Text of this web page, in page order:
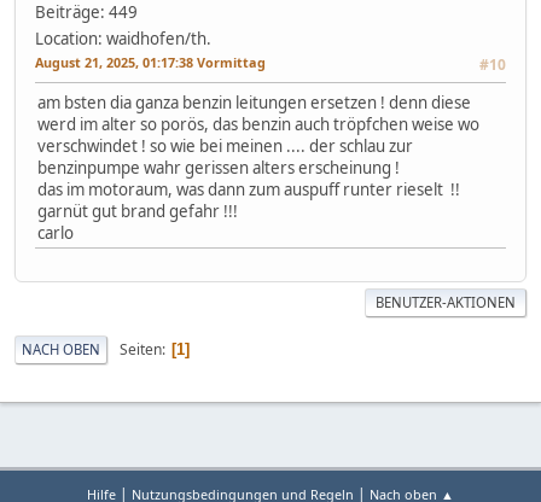
Beiträge: 449
Location: waidhofen/th.
August 21, 2025, 01:17:38 Vormittag #10
am bsten dia ganza benzin leitungen ersetzen ! denn diese
werd im alter so porös, das benzin auch tröpfchen weise wo
verschwindet ! so wie bei meinen .... der schlau zur
benzinpumpe wahr gerissen alters erscheinung !
das im motoraum, was dann zum auspuff runter rieselt !!
garnüt gut brand gefahr !!!
carlo
BENUTZER-AKTIONEN
NACH OBEN Seiten 1
Hilfe | Nutzungsbedingungen und Regeln | Nach oben ▲